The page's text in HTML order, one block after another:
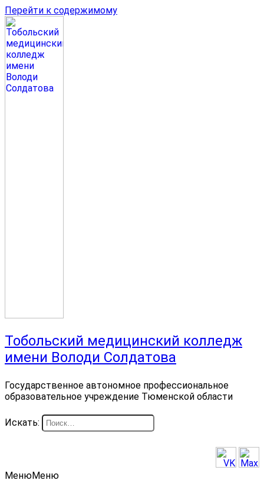
Перейти к содержимому
Тобольский медицинский колледж
имени Володи Солдатова
Государственное автономное профессиональное
образовательное учреждение Тюменской области
Искать:
МенюМеню